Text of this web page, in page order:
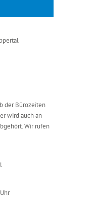
der Bürozeiten
wird auch an
Wir rufen